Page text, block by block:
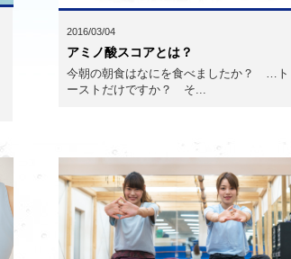
2016/03/04
アミノ酸スコアとは？
今朝の朝食はなにを食べましたか？ …ト
ーストだけですか？ そ...